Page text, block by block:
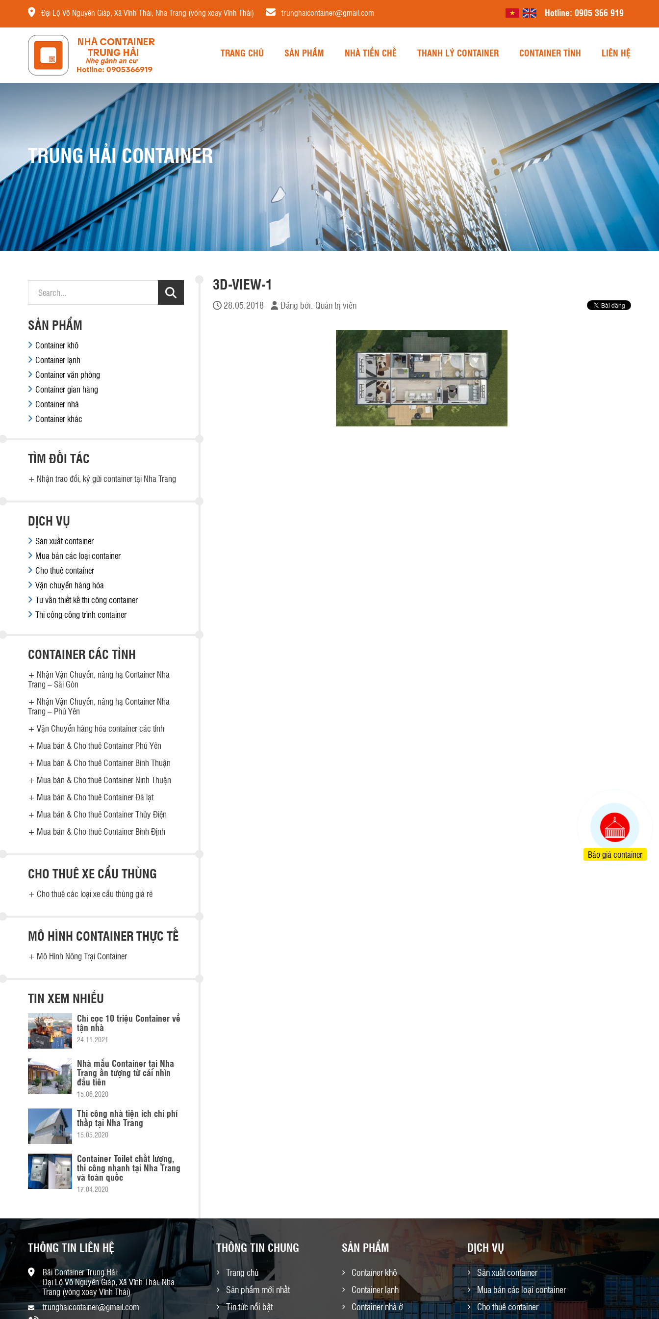
Đại Lộ Võ Nguyên Giáp, Xã Vĩnh Thái, Nha Trang (vòng xoay Vĩnh Thái) trunghaicontainer@gmail.com Hotline: 0905 366 919
TRANG CHỦ SẢN PHẨM NHÀ TIỀN CHẾ THANH LÝ CONTAINER CONTAINER TỈNH LIÊN HỆ
TRUNG HẢI CONTAINER
3D-VIEW-1
28.05.2018 Đăng bởi: Quản trị viên
SẢN PHẨM
Container khô
Container lạnh
Container văn phòng
Container gian hàng
Container nhà
Container khác
TÌM ĐỐI TÁC
+ Nhận trao đổi, ký gửi container tại Nha Trang
DỊCH VỤ
Sản xuất container
Mua bán các loại container
Cho thuê container
Vận chuyển hàng hóa
Tư vấn thiết kế thi công container
Thi công công trình container
CONTAINER CÁC TỈNH
+ Nhận Vận Chuyển, nâng hạ Container Nha
Trang – Sài Gòn
+ Nhận Vận Chuyển, nâng hạ Container Nha
Trang – Phú Yên
+ Vận Chuyển hàng hóa container các tỉnh
+ Mua bán & Cho thuê Container Phú Yên
+ Mua bán & Cho thuê Container Bình Thuận
+ Mua bán & Cho thuê Container Ninh Thuận
+ Mua bán & Cho thuê Container Đà lạt
+ Mua bán & Cho thuê Container Thủy Điện
+ Mua bán & Cho thuê Container Bình Định
CHO THUÊ XE CẨU THÙNG
+ Cho thuê các loại xe cẩu thùng giá rẻ
MÔ HÌNH CONTAINER THỰC TẾ
+ Mô Hình Nông Trại Container
TIN XEM NHIỀU
Chỉ cọc 10 triệu Container về
tận nhà
24.11.2021
Nhà mẫu Container tại Nha
Trang ấn tượng từ cái nhìn
đầu tiên
15.06.2020
Thi công nhà tiện ích chi phí
thấp tại Nha Trang
15.05.2020
Container Toilet chất lượng,
thi công nhanh tại Nha Trang
và toàn quốc
17.04.2020
THÔNG TIN LIÊN HỆ
Bãi Container Trung Hải:
Đại Lộ Võ Nguyên Giáp, Xã Vĩnh Thái, Nha
Trang (vòng xoay Vĩnh Thái)
trunghaicontainer@gmail.com
THÔNG TIN CHUNG
Trang chủ
Sản phẩm mới nhất
Tin tức nổi bật
SẢN PHẨM
Container khô
Container lạnh
Container nhà ở
DỊCH VỤ
Sản xuất container
Mua bán các loại container
Cho thuê container
Báo giá container